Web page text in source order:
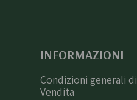
INFORMAZIONI
Condizioni generali di
Vendita